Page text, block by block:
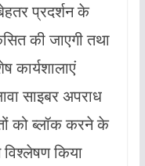
प्रदर्शन के
की जाएगी तथा
कार्यशालाएं
साइबर अपराध
को ब्लॉक करने के
किया